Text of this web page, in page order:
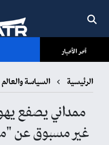
آخر الأخبار
الرئيسية السياسة والعالم
ممداني يصفع
غير مسبوق عن